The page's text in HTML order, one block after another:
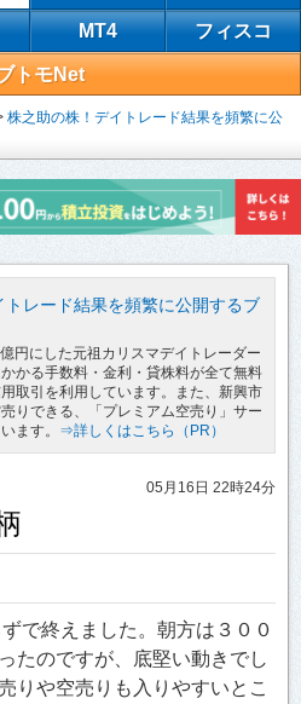
MT4 フィスコ
トモNet
株之助の株！デイトレード結果を頻繁に公
トレード結果を頻繁に公開するブ
円にした元祖カリスマデイトレーダー
かる手数料・金利・貸株料が全て無料
取引を利用しています。また、新興市
りできる、「プレミアム空売り」サー
ます。 ⇒詳しくはこちら（PR）
05月16日 22時24分
で終えました。朝方は３００
たのですが、底堅い動きでし
りや空売りも入りやすいとこ